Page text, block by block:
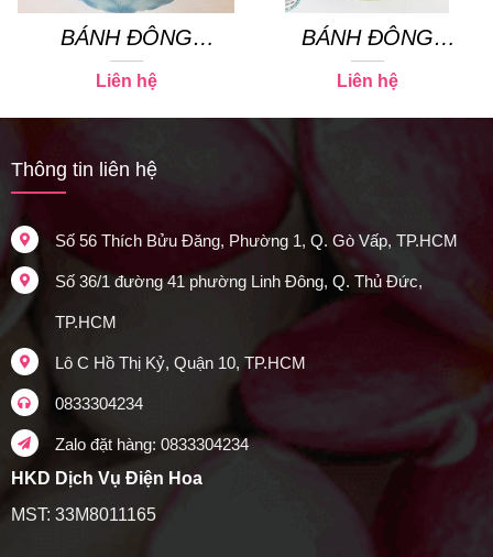
BÁNH ĐÔNG
SƯƠNG 21
Liên hệ
BÁNH ĐÔNG
SƯƠNG 19
Liên hệ
Thông tin liên hệ
Số 56 Thích Bửu Đăng, Phường 1, Q. Gò Vấp, TP.HCM
Số 36/1 đường 41 phường Linh Đông, Q. Thủ Đức,
TP.HCM
Lô C Hồ Thị Kỷ, Quận 10, TP.HCM
0833304234
Zalo đặt hàng: 0833304234
HKD Dịch Vụ Điện Hoa
MST: 33M8011165